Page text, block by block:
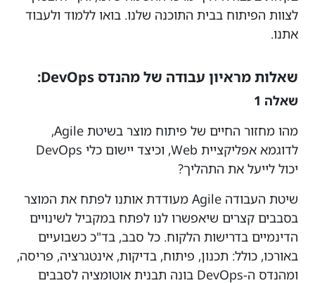
לצוות הפיתוח בבית התוכנה שלנו. בואו ללמוד ולעבוד
אתנו.
שאלות מראיון עבודה של מהנדס DevOps:
שאלה 1
מהו מחזור החיים של פיתוח מוצר בשיטת Agile,
לדוגמא אפליקציית Web, וכיצד יישום כלי DevOps
יכול לייעל את התהליך?
שיטת העבודה Agile מעודדת אותנו לפתח את המוצר
בסבבים קצרים שיאפשרו לנו לפתח במקביל לשינויים
הדינמיים בדרישות הלקוח. כל סבב, בד"כ כשבועיים
באורכו, כולל: תכנון, פיתוח, בדיקות, אינטגרציה, פריסה,
ומהנדס ה-DevOps בונה תבנית אוטומציה לסבבים